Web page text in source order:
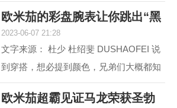
下简称，海马AT)。虽然，海马AT世界
时，之前在2017年就...
欧米茄的彩盘腕表让你跳出“黑
2023-06-07 21:28
文字来源： 杜少 杜绍斐 DUSHAOFEI 说
到穿搭，想必提到颜色，兄弟们大概都知
道 黑白灰，向来是男人不出错的选择。
就如姑娘往往形容一...
欧米茄超霸见证马龙荣获圣勃